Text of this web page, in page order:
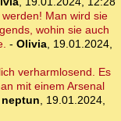
Man wird sie
wohin sie auch
- Olivia, 19.01.2024,
verharmlosend. Es
mit einem Arsenal
neptun, 19.01.2024,